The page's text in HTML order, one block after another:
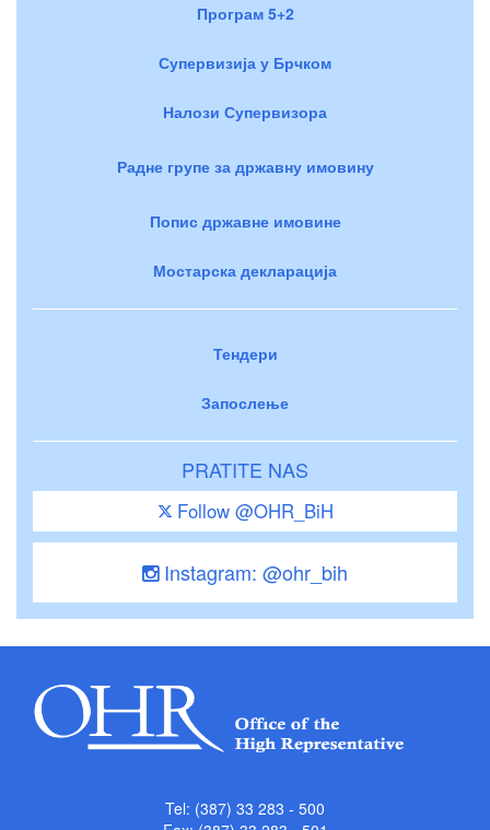
Програм 5+2
Супервизија у Брчком
Налози Супервизора
Радне групе за државну имовину
Попис државне имовине
Мостарска декларација
Тендери
Запослење
PRATITE NAS
Follow @OHR_BiH
Instagram: @ohr_bih
Tel: (387) 33 283 - 500